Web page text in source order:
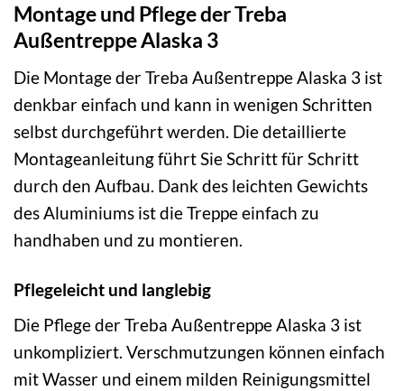
Montage und Pflege der Treba
Außentreppe Alaska 3
Die Montage der Treba Außentreppe Alaska 3 ist
denkbar einfach und kann in wenigen Schritten
selbst durchgeführt werden. Die detaillierte
Montageanleitung führt Sie Schritt für Schritt
durch den Aufbau. Dank des leichten Gewichts
des Aluminiums ist die Treppe einfach zu
handhaben und zu montieren.
Pflegeleicht und langlebig
Die Pflege der Treba Außentreppe Alaska 3 ist
unkompliziert. Verschmutzungen können einfach
mit Wasser und einem milden Reinigungsmittel